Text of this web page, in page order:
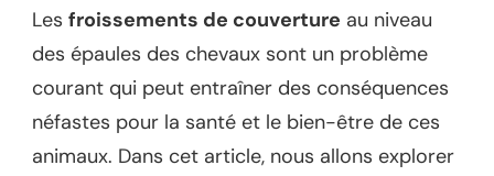
Les froissements de couverture au niveau
des épaules des chevaux sont un problème
courant qui peut entraîner des conséquences
néfastes pour la santé et le bien-être de ces
animaux. Dans cet article, nous allons explorer